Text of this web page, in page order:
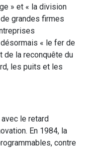
» et « la division
grandes firmes
« le fer de
de la reconquête du
les puits et les
le retard
En 1984, la
contre